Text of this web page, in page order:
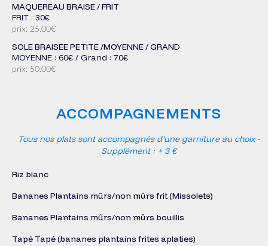
MAQUEREAU BRAISE / FRIT
FRIT : 30€
prix: 25.00€
SOLE BRAISEE PETITE /MOYENNE / GRAND
MOYENNE : 60€ / Grand : 70€
prix: 50.00€
ACCOMPAGNEMENTS
Tous nos plats sont accompagnés d’une garniture au choix -
Supplément : + 3 €
Riz blanc
Bananes Plantains mûrs/non mûrs frit (Missolets)
Bananes Plantains mûrs/non mûrs bouillis
Tapé Tapé (bananes plantains frites aplaties)